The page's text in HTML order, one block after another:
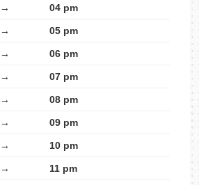
→ 04 pm
→ 05 pm
→ 06 pm
→ 07 pm
→ 08 pm
→ 09 pm
→ 10 pm
→ 11 pm